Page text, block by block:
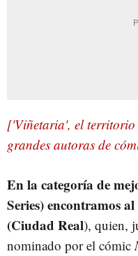
['Viñetaria', el territorio
grandes autoras de
En la categoría de
Series) encontramos
(Ciudad Real), quien,
nominado por el cómic